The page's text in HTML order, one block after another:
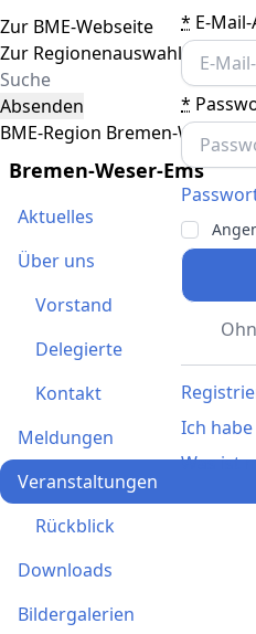
* E-
*
Ich
Was ist
Toggle navigation
Zur BME-Webseite
Zur Regionenauswahl
Absenden
BME-Region Bremen-Weser-
Bremen-Weser-Ems
Aktuelles
Über uns
Vorstand
Delegierte
Kontakt
Meldungen
Veranstaltungen
Rückblick
Downloads
Bildergalerien